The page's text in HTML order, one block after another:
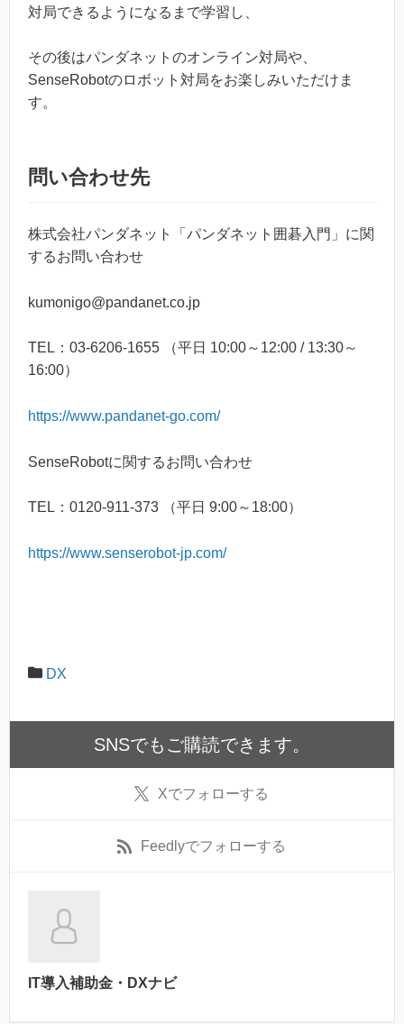
対局できるようになるまで学習し、
その後はパンダネットのオンライン対局や、
SenseRobotのロボット対局をお楽しみいただけま
す。
問い合わせ先
株式会社パンダネット「パンダネット囲碁入門」に関
するお問い合わせ
kumonigo@pandanet.co.jp
TEL：03-6206-1655 （平日 10:00～12:00 / 13:30～
16:00）
https://www.pandanet-go.com/
SenseRobotに関するお問い合わせ
TEL：0120-911-373 （平日 9:00～18:00）
https://www.senserobot-jp.com/
DX
SNSでもご購読できます。
Xでフォローする
Feedlyでフォローする
IT導入補助金・DXナビ